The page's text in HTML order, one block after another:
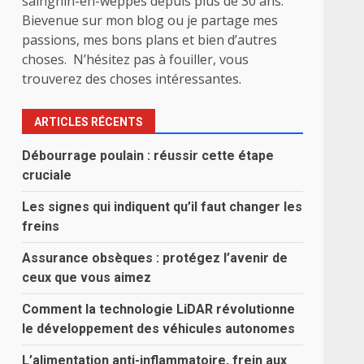
Bievenue sur mon blog ou je partage mes
passions, mes bons plans et bien d’autres
choses. N’hésitez pas à fouiller, vous
trouverez des choses intéressantes.
ARTICLES RÉCENTS
Débourrage poulain : réussir cette étape
cruciale
Les signes qui indiquent qu’il faut changer les
freins
Assurance obsèques : protégez l’avenir de
ceux que vous aimez
Comment la technologie LiDAR révolutionne
le développement des véhicules autonomes
L’alimentation anti-inflammatoire, frein aux